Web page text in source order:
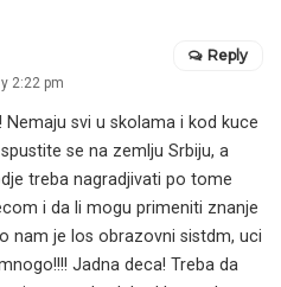
2:22 pm
Nemaju svi u skolama i kod kuce
se na zemlju Srbiju, a
treba nagradjivati po tome
i da li mogu primeniti znanje
nam je los obrazovni sistdm, uci
Jadna deca! Treba da
Reply